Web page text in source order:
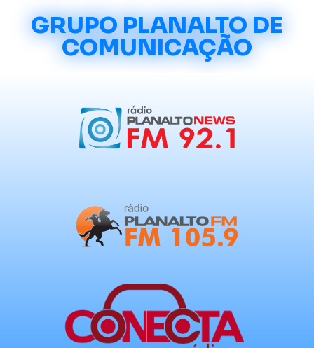
GRUPO PLANALTO DE
COMUNICAÇÃO